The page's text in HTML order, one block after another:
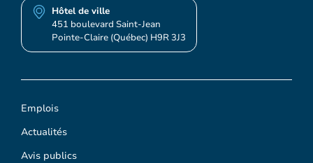
Emplois
Actualités
Avis publics
Hôtel de ville
451 boulevard Saint-Jean
Pointe-Claire (Québec) H9R 3J3